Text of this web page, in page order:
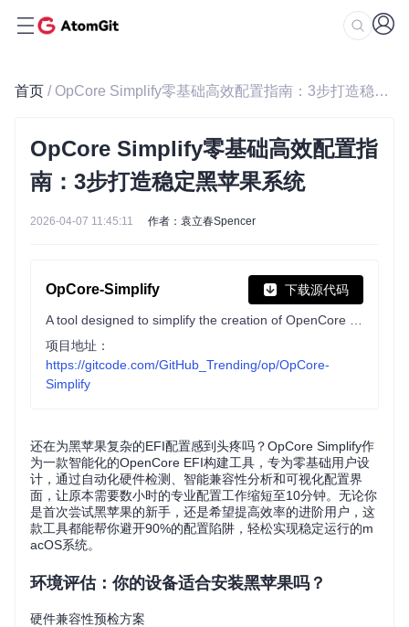
首页 / OpCore Simplify零基础高效配置指南：3步打造稳定黑苹果系统
OpCore Simplify零基础高效配置指
南：3步打造稳定黑苹果系统
2026-04-07 11:45:11 作者：袁立春Spencer
OpCore-Simplify 下载源代码
项目地址：
https://gitcode.com/GitHub_Trending/op/OpCore-
Simplify
还在为黑苹果复杂的EFI配置感到头疼吗？OpCore Simplify作
为一款智能化的OpenCore EFI构建工具，专为零基础用户设
计，通过自动化硬件检测、智能兼容性分析和可视化配置界
面，让原本需要数小时的专业配置工作缩短至10分钟。无论你
是首次尝试黑苹果的新手，还是希望提高效率的进阶用户，这
款工具都能帮你避开90%的配置陷阱，轻松实现稳定运行的m
acOS系统。
环境评估：你的设备适合安装黑苹果吗？
硬件兼容性预检方案